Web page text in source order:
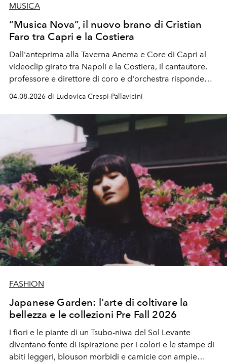
MUSICA
“Musica Nova”, il nuovo brano di Cristian
Faro tra Capri e la Costiera
Dall'anteprima alla Taverna Anema e Core di Capri al
videoclip girato tra Napoli e la Costiera, il cantautore,
professore e direttore di coro e d'orchestra risponde
04.08.2026 di Ludovica Crespi-Pallavicini
FASHION
Japanese Garden: l'arte di coltivare la
bellezza e le collezioni Pre Fall 2026
I fiori e le piante di un Tsubo-niwa del Sol Levante
diventano fonte di ispirazione per i colori e le stampe di
abiti leggeri, blouson morbidi e camicie con ampie